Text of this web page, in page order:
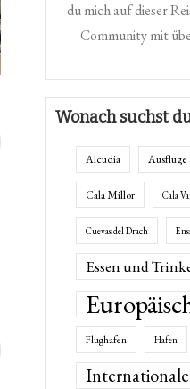
du mich auf dieser
Community mit
Wonach suchst
Alcudia Ausflüge
Cala Millor Cala
Cuevas del Drach
Essen und
Flughafen Hafen
Internationale